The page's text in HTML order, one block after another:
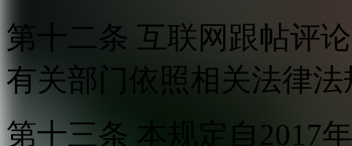
第十二条 互联网跟帖评
有关部门依照相关法律
第十三条 本规定自2017